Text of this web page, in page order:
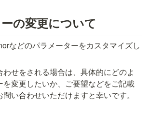
の変更について
などのパラメーターをカスタマイズし
わせをされる場合は、具体的にどのよ
を変更したいか、ご要望などをご記載
い合わせいただけますと幸いです。